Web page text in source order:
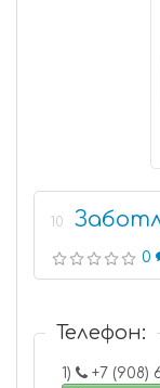
10
0
Телефон:
1)